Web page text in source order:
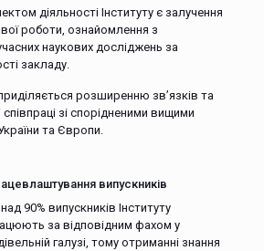
діяльності Інституту є залучення
роботи, ознайомлення з
наукових досліджень за
закладу.
розширенню зв’язків та
зі спорідненими вищими
та Європи.
випускників
90% випускників Інституту
за відповідним фахом у
галузі, тому отриманні знання